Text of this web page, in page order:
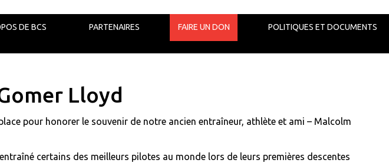
DE BCS PARTENAIRES FAIRE UN DON POLITIQUES ET DOCUMENTS
Lloyd
pour honorer le souvenir de notre ancien entraîneur, athlète et ami – Malcolm
certains des meilleurs pilotes au monde lors de leurs premières descentes